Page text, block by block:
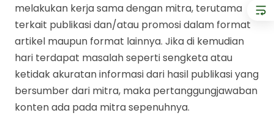
melakukan kerja sama dengan mitra, terutama
terkait publikasi dan/atau promosi dalam format
artikel maupun format lainnya. Jika di kemudian
hari terdapat masalah seperti sengketa atau
ketidak akuratan informasi dari hasil publikasi yang
bersumber dari mitra, maka pertanggungjawaban
konten ada pada mitra sepenuhnya.